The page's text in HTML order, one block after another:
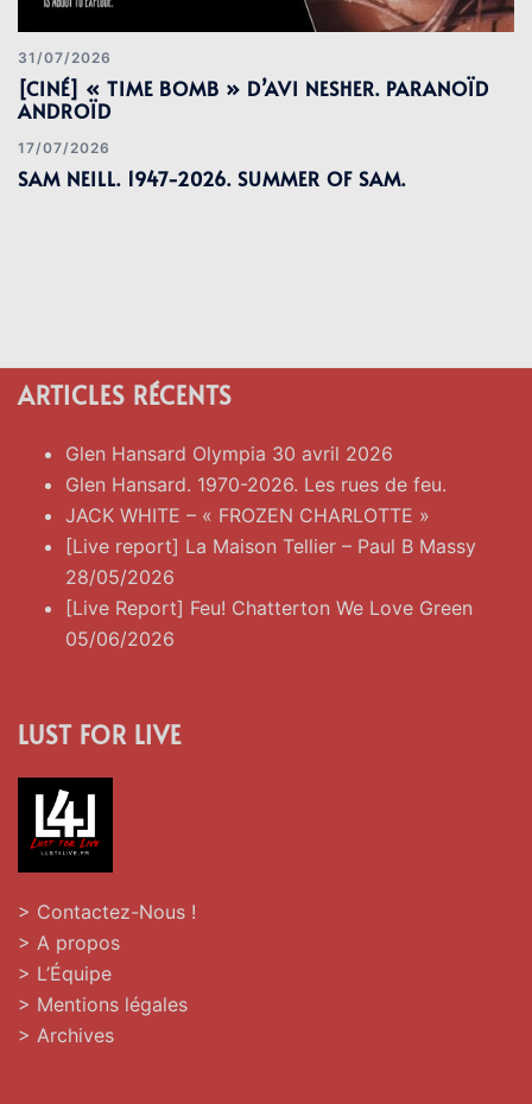
31/07/2026
[CINÉ] « TIME BOMB » D’AVI NESHER. PARANOÏD
ANDROÏD
17/07/2026
SAM NEILL. 1947-2026. SUMMER OF SAM.
ARTICLES RÉCENTS
Glen Hansard Olympia 30 avril 2026
Glen Hansard. 1970-2026. Les rues de feu.
JACK WHITE – « FROZEN CHARLOTTE »
[Live report] La Maison Tellier – Paul B Massy
28/05/2026
[Live Report] Feu! Chatterton We Love Green
05/06/2026
LUST FOR LIVE
> Contactez-Nous !
> A propos
> L’Équipe
> Mentions légales
> Archives